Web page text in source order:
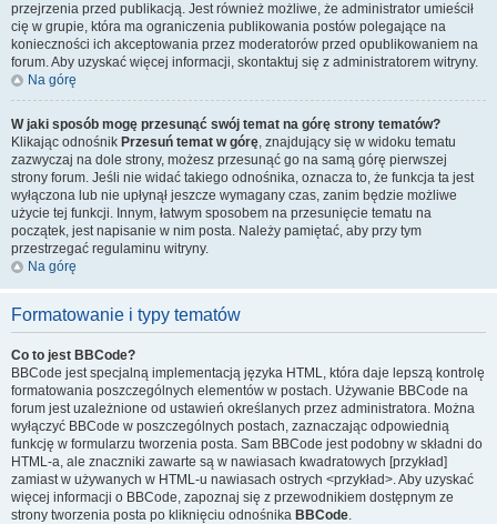
przejrzenia przed publikacją. Jest również możliwe, że administrator umieścił
cię w grupie, która ma ograniczenia publikowania postów polegające na
konieczności ich akceptowania przez moderatorów przed opublikowaniem na
forum. Aby uzyskać więcej informacji, skontaktuj się z administratorem witryny.
Na górę
W jaki sposób mogę przesunąć swój temat na górę strony tematów?
Klikając odnośnik Przesuń temat w górę, znajdujący się w widoku tematu
zazwyczaj na dole strony, możesz przesunąć go na samą górę pierwszej
strony forum. Jeśli nie widać takiego odnośnika, oznacza to, że funkcja ta jest
wyłączona lub nie upłynął jeszcze wymagany czas, zanim będzie możliwe
użycie tej funkcji. Innym, łatwym sposobem na przesunięcie tematu na
początek, jest napisanie w nim posta. Należy pamiętać, aby przy tym
przestrzegać regulaminu witryny.
Na górę
Formatowanie i typy tematów
Co to jest BBCode?
BBCode jest specjalną implementacją języka HTML, która daje lepszą kontrolę
formatowania poszczególnych elementów w postach. Używanie BBCode na
forum jest uzależnione od ustawień określanych przez administratora. Można
wyłączyć BBCode w poszczególnych postach, zaznaczając odpowiednią
funkcję w formularzu tworzenia posta. Sam BBCode jest podobny w składni do
HTML-a, ale znaczniki zawarte są w nawiasach kwadratowych [przykład]
zamiast w używanych w HTML-u nawiasach ostrych <przykład>. Aby uzyskać
więcej informacji o BBCode, zapoznaj się z przewodnikiem dostępnym ze
strony tworzenia posta po kliknięciu odnośnika BBCode.